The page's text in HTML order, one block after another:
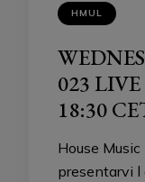
HMUL
023
18:30
House
presentarvi l